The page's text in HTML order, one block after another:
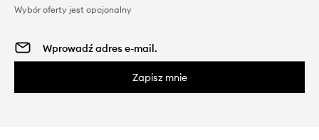
Wybór oferty jest opcjonalny
Zapisz mnie